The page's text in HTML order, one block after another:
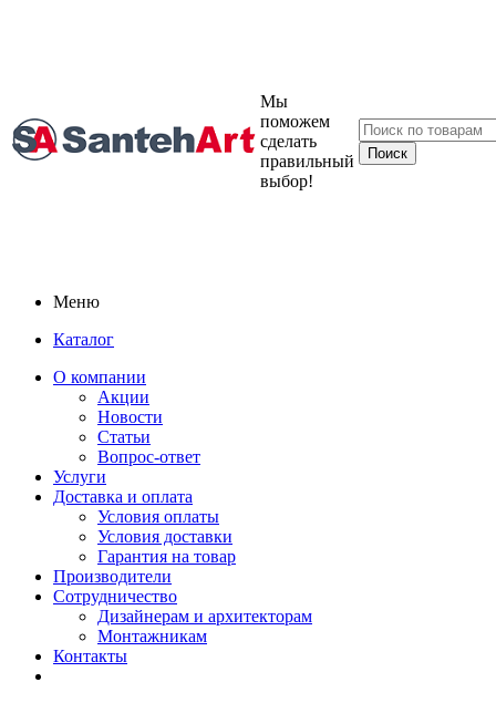
Мы
поможем
сделать
правильный
выбор!
Меню
Каталог
О компании
Акции
Новости
Статьи
Вопрос-ответ
Услуги
Доставка и оплата
Условия оплаты
Условия доставки
Гарантия на товар
Производители
Сотрудничество
Дизайнерам и архитекторам
Монтажникам
Контакты